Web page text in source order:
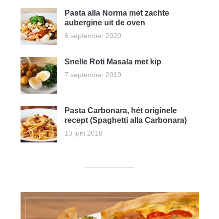
Pasta alla Norma met zachte
aubergine uit de oven
6 september 2020
Snelle Roti Masala met kip
7 september 2019
Pasta Carbonara, hét originele
recept (Spaghetti alla Carbonara)
13 juni 2018